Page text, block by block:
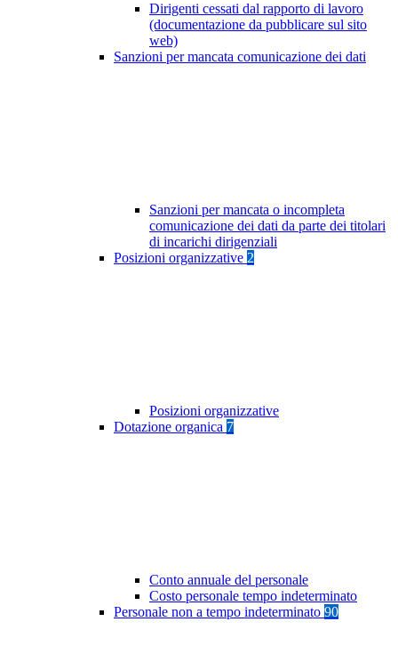
Dirigenti cessati dal rapporto di lavoro
(documentazione da pubblicare sul sito
web)
Sanzioni per mancata comunicazione dei dati
Sanzioni per mancata o incompleta
comunicazione dei dati da parte dei titolari
di incarichi dirigenziali
Posizioni organizzative 2
Posizioni organizzative
Dotazione organica 7
Conto annuale del personale
Costo personale tempo indeterminato
Personale non a tempo indeterminato 90